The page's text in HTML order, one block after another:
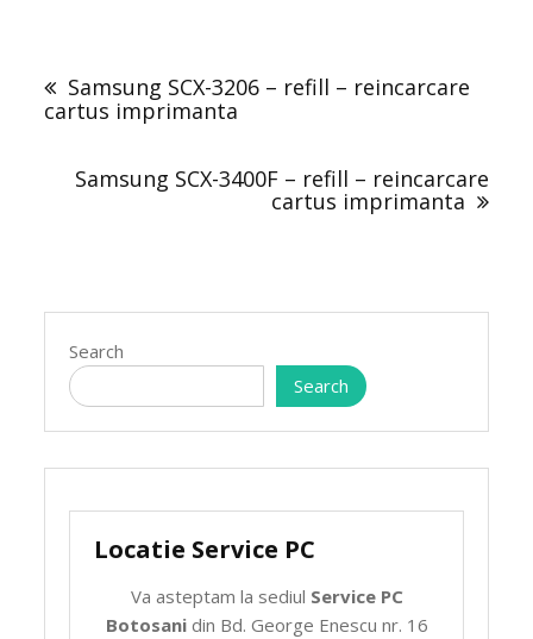
Samsung SCX-3206 – refill – reincarcare
cartus imprimanta
Samsung SCX-3400F – refill – reincarcare
cartus imprimanta
Search
Search
Locatie Service PC
Va asteptam la sediul Service PC
Botosanidin Bd. George Enescu nr. 16